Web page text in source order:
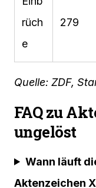
rüch
e
279
Quelle: ZDF,
FAQ zu
ungelöst
Wann läuft
Aktenzeichen